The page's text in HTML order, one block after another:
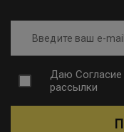
Введите ваш e-mail
Даю
рассылки